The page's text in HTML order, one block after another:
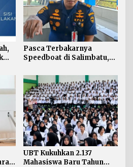
Pasca Terbakarnya
Speedboat di Salimbatu,
Pengawasan dan Edukasi
Awak Kapal
UBT Kukuhkan 2.137
Mahasiswa Baru Tahun